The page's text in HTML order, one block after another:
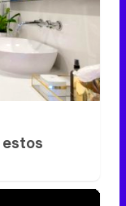
estos